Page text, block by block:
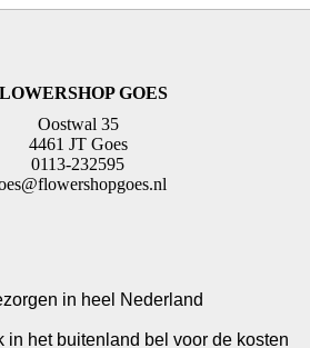
GOES
Oostwal 35
4461 JT Goes
0113-232595
in heel Nederland
in het buitenland bel voor de kosten